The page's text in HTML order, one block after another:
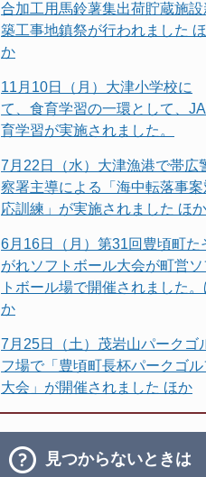
合加工用馬鈴薯集出荷貯蔵施設
築工事地鎮祭が行われました ほ
か
11月10日（月）大津小学校に
て、食育学習の一環として、
育学習が実施されました。
7月22日（水）大津漁港で帯広
察署主導による「海中転落事案
応訓練」が実施されました ほか
6月16日（月）第31回豊頃町た
がれソフトボール大会が町営ソ
トボール場で開催されました。
か
7月25日（土）茂岩山パークゴ
フ場で「豊頃町長杯パークゴル
大会」が開催されました ほか
見つからないときは